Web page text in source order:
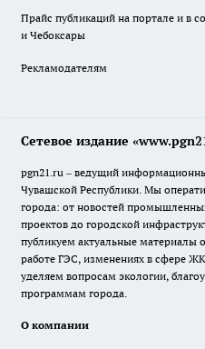
Прайс публикаций на портале и в
и Чебоксары
Рекламодателям
Сетевое издание
pgn21.ru – ведущий
Чувашской Республики. Мы
города: от новостей
проектов до городской
публикуем актуальные материалы
работе ГЭС, изменениях в сфере
уделяем вопросам экологии,
программам города.
О компании